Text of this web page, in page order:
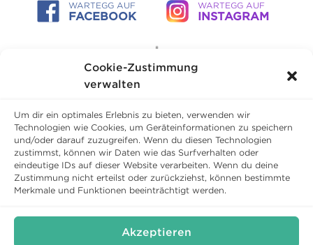
Cookie-Zustimmung
verwalten
Um dir ein optimales Erlebnis zu bieten, verwenden wir
Technologien wie Cookies, um Geräteinformationen zu speichern
und/oder darauf zuzugreifen. Wenn du diesen Technologien
zustimmst, können wir Daten wie das Surfverhalten oder
eindeutige IDs auf dieser Website verarbeiten. Wenn du deine
Zustimmung nicht erteilst oder zurückziehst, können bestimmte
Merkmale und Funktionen beeinträchtigt werden.
Akzeptieren
WARTEGG AUF
FACEBOOK
WARTEGG AUF
INSTAGRAM
Copyright © 2026 Schloss Wartegg Betriebs AG
Cookies